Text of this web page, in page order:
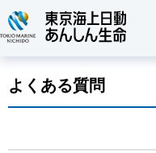
ご契約者様TOPへ
よくある質問